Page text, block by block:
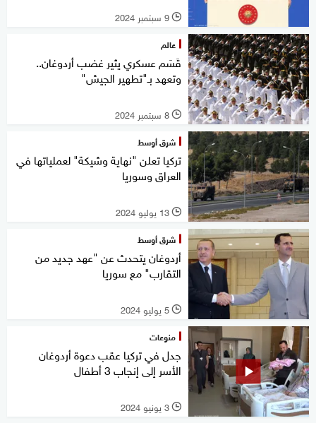
l 9 سبتمبر 2024
عالم
قَسَم عسكري يثير غضب أردوغان..
وتعهد بـ"تطهير الجيش"
l 8 سبتمبر 2024
شرق أوسط
تركيا تعلن "نهاية وشيكة" لعملياتها في
العراق وسوريا
l 13 يوليو 2024
شرق أوسط
أردوغان يتحدث عن "عهد جديد من
التقارب" مع سوريا
l 5 يوليو 2024
منوعات
جدل في تركيا عقب دعوة أردوغان
الأسر إلى إنجاب 3 أطفال
l 3 يونيو 2024